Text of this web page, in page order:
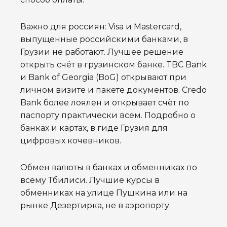
Важно для россиян: Visa и Mastercard,
выпущенные российскими банками, в
Грузии не работают. Лучшее решение
открыть счёт в грузинском банке. TBC Bank
и Bank of Georgia (BoG) открывают при
личном визите и пакете документов. Credo
Bank более лоялен и открывает счёт по
паспорту практически всем. Подробно о
банках и картах, в гиде Грузия для
цифровых кочевников.
Обмен валюты в банках и обменниках по
всему Тбилиси. Лучшие курсы в
обменниках на улице Пушкина или на
рынке Дезертирка, не в аэропорту.